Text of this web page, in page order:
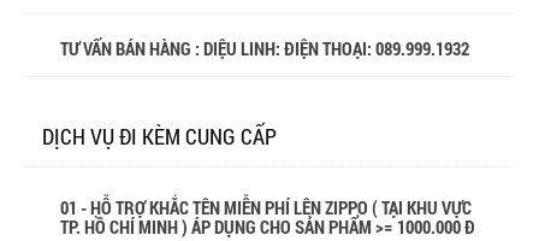
TƯ VẤN BÁN HÀNG : DIỆU LINH: ĐIỆN THOẠI: 089.999.1932
DỊCH VỤ ĐI KÈM CUNG CẤP
01 - HỖ TRỢ KHẮC TÊN MIỄN PHÍ LÊN ZIPPO ( TẠI KHU VỰC
TP. HỒ CHÍ MINH ) ÁP DỤNG CHO SẢN PHẨM >= 1000.000 Đ